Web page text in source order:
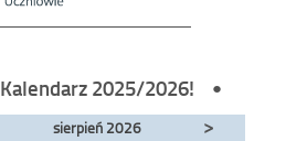
Kalendarz 2025/2026!
sierpień 2026 >